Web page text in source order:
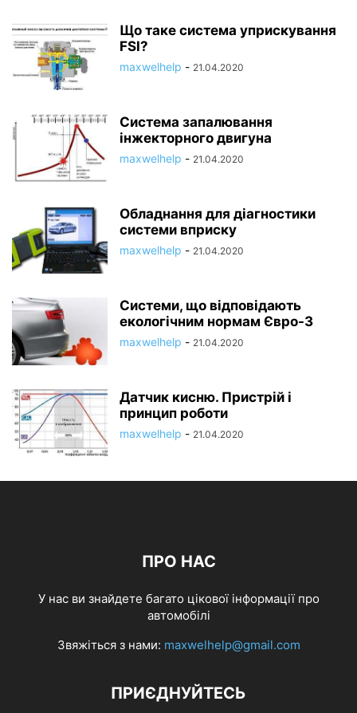
Що таке система уприскування
FSI?
maxwelhelp - 21.04.2020
Система запалювання
інжекторного двигуна
maxwelhelp - 21.04.2020
Обладнання для діагностики
системи вприску
maxwelhelp - 21.04.2020
Системи, що відповідають
екологічним нормам Євро-3
maxwelhelp - 21.04.2020
Датчик кисню. Пристрій і
принцип роботи
maxwelhelp - 21.04.2020
ПРО НАС
У нас ви знайдете багато цікової інформації про
автомобілі
Звяжіться з нами: maxwelhelp@gmail.com
ПРИЄДНУЙТЕСЬ